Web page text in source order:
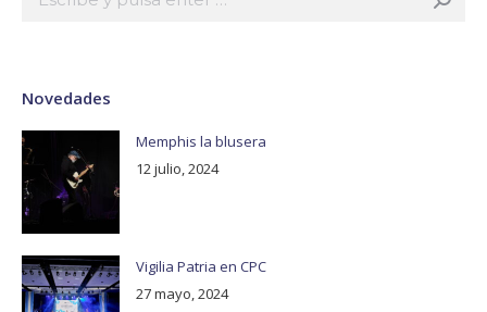
Novedades
Memphis la blusera
12 julio, 2024
Vigilia Patria en CPC
27 mayo, 2024